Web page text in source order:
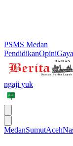
PSMS Medan
PendidikanOpini
ngaji yuk
MedanSumutAceh